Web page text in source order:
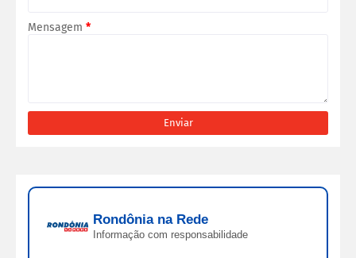
Mensagem *
Rondônia na Rede
Informação com responsabilidade